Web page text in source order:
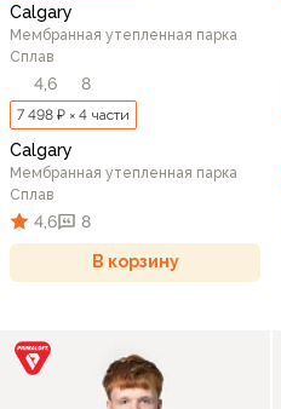
Calgary
Мембранная утепленная парка
Сплав
4,6 8
7 498 ₽ × 4 части
Calgary
Мембранная утепленная парка
Сплав
4,6 8
В корзину